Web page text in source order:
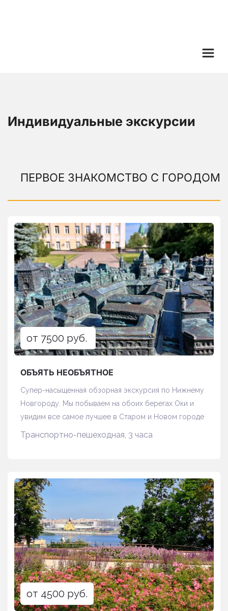
Индивидуальные экскурсии
ПЕРВОЕ ЗНАКОМСТВО С ГОРОДОМ
ОБЪЯТЬ НЕОБЪЯТНОЕ
от 7500 руб.
Супер-насыщенная обзорная экскурсия по Нижнему
Новгороду. Мы побываем на обоих берегах Оки и
увидим все самое лучшее в Старом и Новом городе
Транспортно-пешеходная, 3 часа
от 4500 руб.